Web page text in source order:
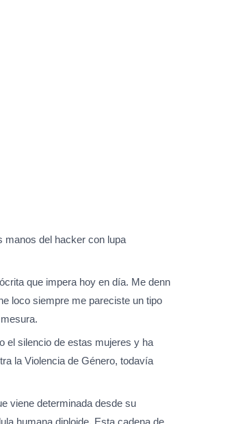
manos del hacker con lupa
que impera hoy en día. Me denn
loco siempre me pareciste un tipo
el silencio de estas mujeres y ha
la Violencia de Género, todavía
viene determinada desde su
humana diploide. Esta cadena de